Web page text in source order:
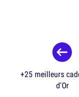
+25 meilleurs
d'Or